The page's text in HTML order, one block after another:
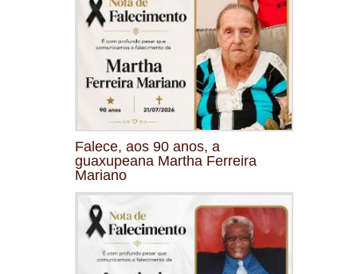
Falece, aos 90 anos, a
guaxupeana Martha Ferreira
Mariano